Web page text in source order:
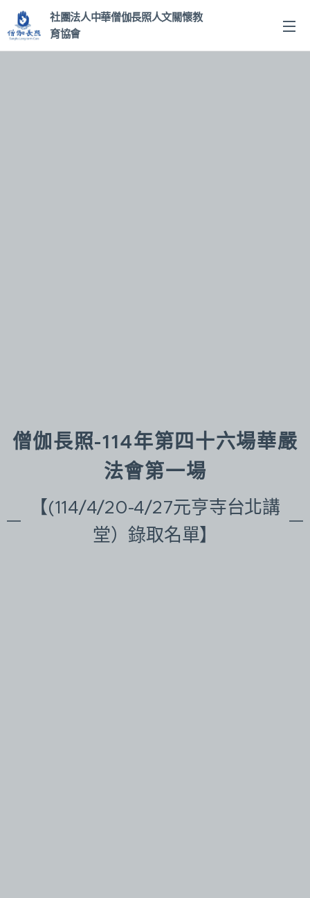
社團法人中華僧伽長照人文關懷教
育協會
僧伽長照-114年第四十六場華嚴
法會第一場
【(114/4/20-4/27元亨寺台北講
堂）錄取名單】